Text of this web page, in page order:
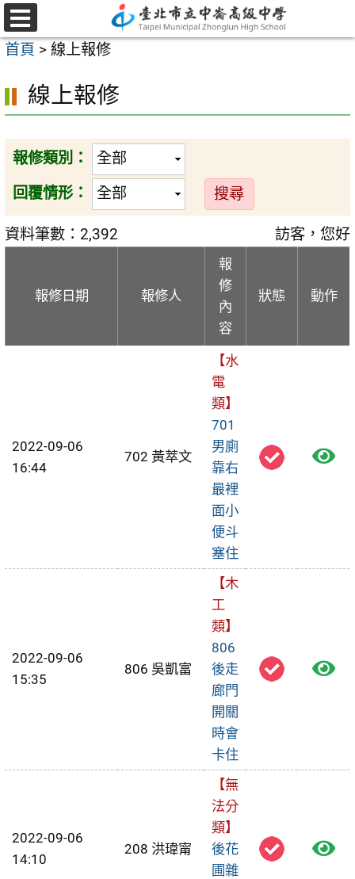
跳
至
主
內
區
選
單
首頁 > 線上報修
線上報修
報修類別：
回覆情形：
資料筆數：2,392 訪客，您好
報修日期 報修人
報
修
內
容
狀態 動作
2022-09-06
16:44
702 黃萃文
【水
電
類】
701
男廁
靠右
最裡
面小
便斗
塞住
檢
2022-09-06
15:35
806 吳凱富
【木
工
類】
806
後走
廊門
開關
時會
卡住
檢
修
2022-09-06
14:10
208 洪瑋甯
【無
法分
類】
後花
圃雜
檢